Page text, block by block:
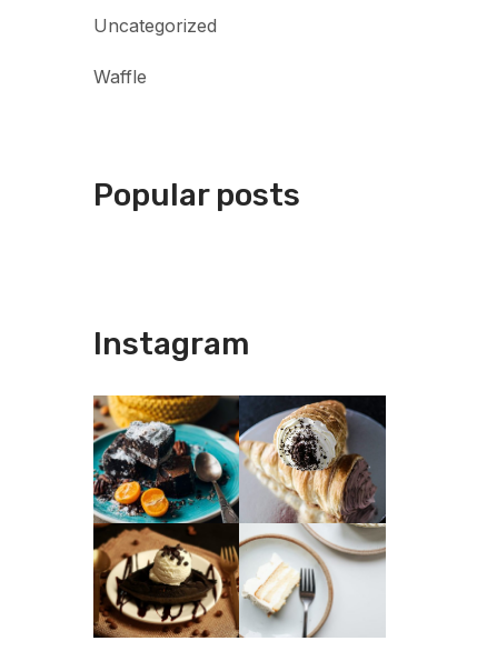
Uncategorized
Waffle
Popular posts
Instagram